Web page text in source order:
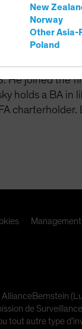
New
Norway
Other Asia-
Poland
années
Senior Vice
focusing
Sector and
He joined the
holds a BA in
charterholder.
de
autre type